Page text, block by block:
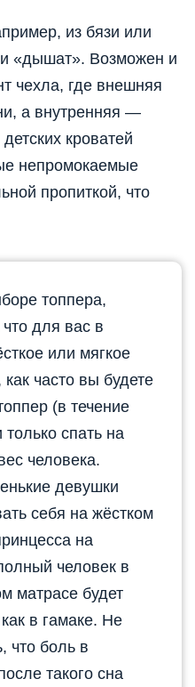
из бязи или
«дышат». Возможен и
чехла, где внешняя
а внутренняя —
кроватей
непромокаемые
пропиткой, что
топпера,
для вас в
или мягкое
часто вы будете
(в течение
спать на
человека.
девушки
себя на жёстком
на
человек в
матрасе будет
в гамаке. Не
что боль в
такого сна